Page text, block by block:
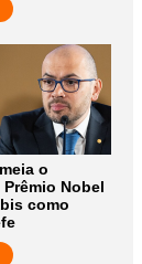
o
Nobel
como